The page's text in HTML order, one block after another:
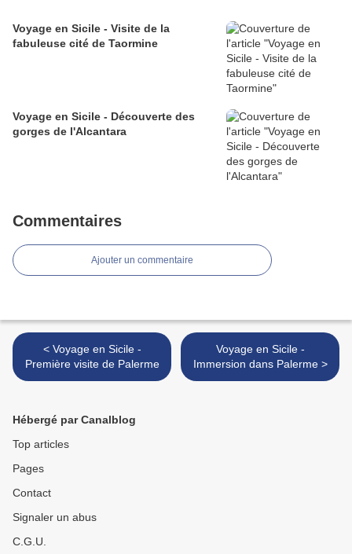
Voyage en Sicile - Visite de la
fabuleuse cité de Taormine
Voyage en Sicile - Découverte des
gorges de l'Alcantara
Commentaires
Ajouter un commentaire
< Voyage en Sicile -
Première visite de Palerme
Voyage en Sicile -
Immersion dans Palerme >
Hébergé par Canalblog
Top articles
Pages
Contact
Signaler un abus
C.G.U.